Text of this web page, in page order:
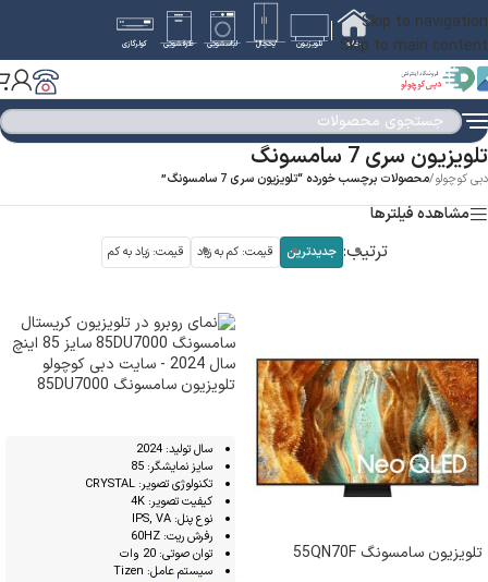
Skip to navigation
Skip to main content
خانه تلویزیون یخچال لباسشویی ظرفشویی کولرگازی
تلویزیون سری 7 سامسونگ
دبی کوچولو/محصولات برچسب خورده “تلویزیون سری 7 سامسونگ”
مشاهده فیلترها
ترتیب: جدیدترین قیمت: کم به زیاد قیمت: زیاد به کم
تلویزیون سامسونگ 55QN70F
تلویزیون سامسونگ 85DU7000
سال تولید: 2024
سایز نمایشگر: 85
تکنولوژی تصویر: CRYSTAL
کیفیت تصویر: 4K
نوع پنل: IPS, VA
رفرش ریت: 60HZ
توان صوتی: 20 وات
سیستم عامل: Tizen